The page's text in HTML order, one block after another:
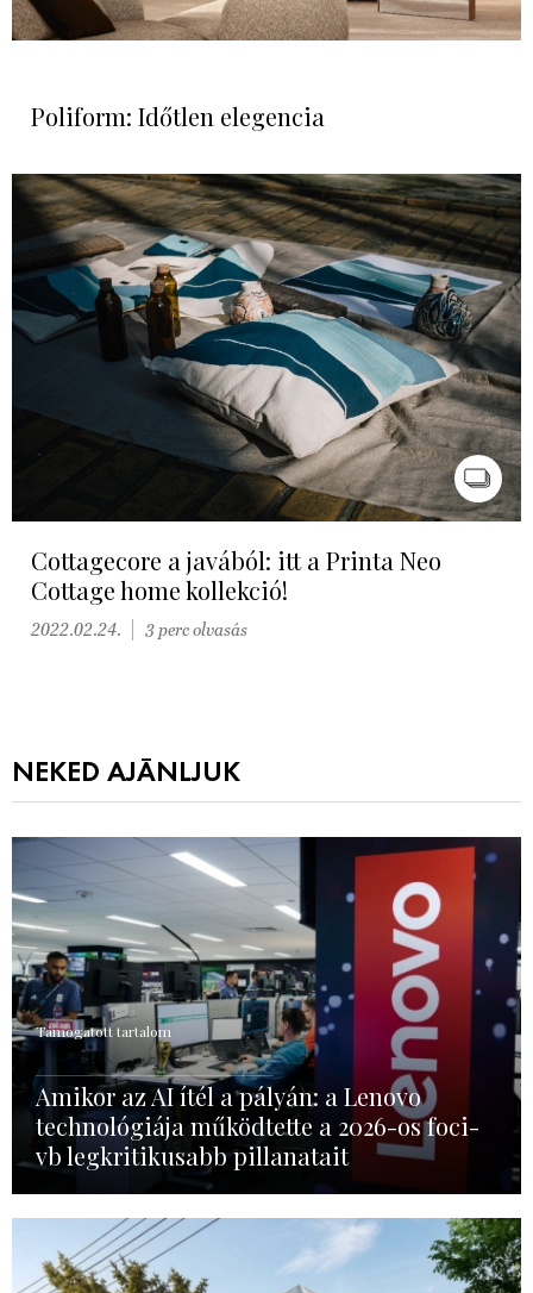
Poliform: Időtlen elegencia
Cottagecore a javából: itt a Printa Neo
Cottage home kollekció!
2022.02.24. 3 perc olvasás
NEKED AJÁNLJUK
Támogatott tartalom
Amikor az AI ítél a pályán: a Lenovo
technológiája működtette a 2026-os foci-
vb legkritikusabb pillanatait